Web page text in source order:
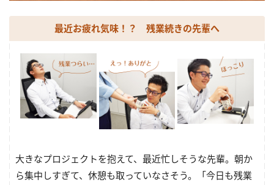
最近お疲れ気味！？ 残業続きの先輩へ
大きなプロジェクトを抱えて、最近忙しそうな先輩。朝か
ら集中しすぎて、休憩も取っていなさそう。「今日も残業